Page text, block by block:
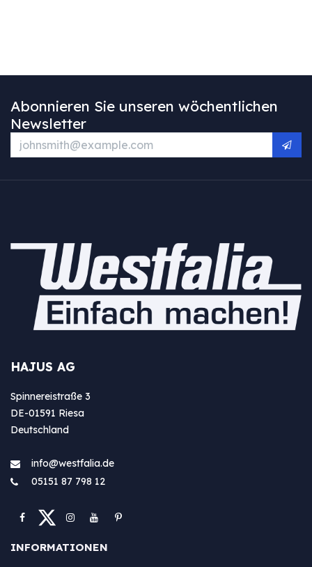
Abonnieren Sie unseren wöchentlichen
Newsletter
HAJUS AG
Spinnereistraße 3
DE-01591 Riesa
Deutschland
info@westfa​lia.de
05151 87 798 12
INFORMATIONEN